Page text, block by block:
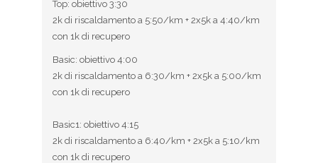
Top: obiettivo 3:30
2k di riscaldamento a 5:50/km + 2x5k a 4:40/km
con 1k di recupero
Basic: obiettivo 4:00
2k di riscaldamento a 6:30/km + 2x5k a 5:00/km
con 1k di recupero
Basic1: obiettivo 4:15
2k di riscaldamento a 6:40/km + 2x5k a 5:10/km
con 1k di recupero